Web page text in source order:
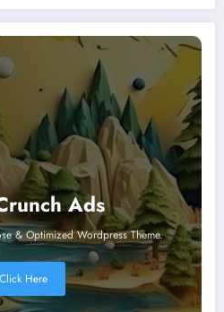
Ads
& Optimized Wordpress Theme.
Click Here